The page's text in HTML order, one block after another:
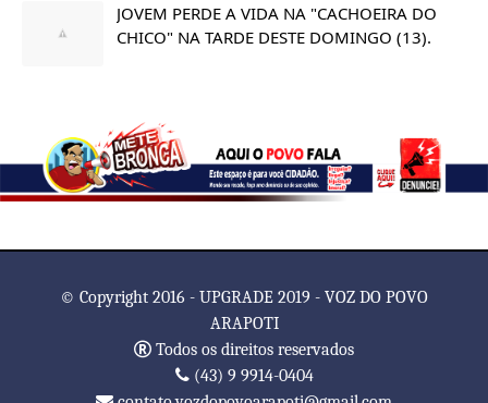
JOVEM PERDE A VIDA NA "CACHOEIRA DO
CHICO" NA TARDE DESTE DOMINGO (13).
© Copyright 2016 - UPGRADE 2019 - VOZ DO POVO
ARAPOTI
Todos os direitos reservados
(43) 9 9914-0404